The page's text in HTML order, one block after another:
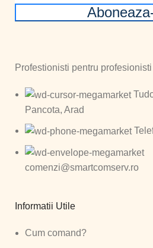
Profestionisti pentru profesionisti
Pancota, Arad
comenzi@smartcomserv.ro
Informatii Utile
Cum comand?